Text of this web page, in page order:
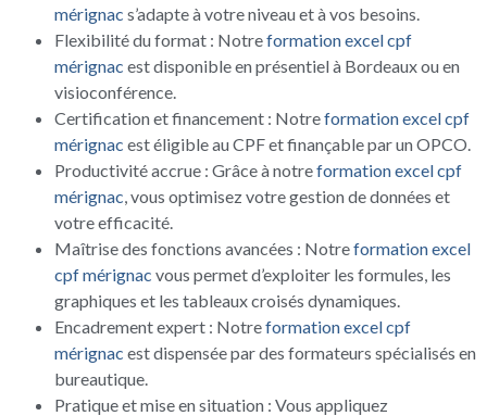
mérignac s’adapte à votre niveau et à vos besoins.
Flexibilité du format : Notreformation excel cpf
mérignac est disponible en présentiel à Bordeaux ou en
visioconférence.
Certification et financement : Notreformation excel cpf
mérignac est éligible au CPF et finançable par un OPCO.
Productivité accrue : Grâce à notreformation excel cpf
mérignac, vous optimisez votre gestion de données et
votre efficacité.
Maîtrise des fonctions avancées : Notreformation excel
cpf mérignac vous permet d’exploiter les formules, les
graphiques et les tableaux croisés dynamiques.
Encadrement expert : Notreformation excel cpf
mérignac est dispensée par des formateurs spécialisés en
bureautique.
Pratique et mise en situation : Vous appliquez